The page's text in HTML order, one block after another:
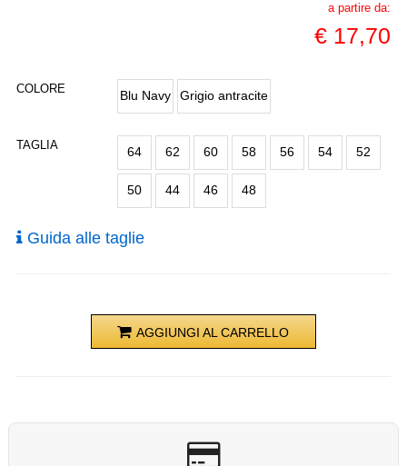
a partire da:
€ 17,70
COLORE Blu Navy Grigio antracite
TAGLIA 64 62 60 58 56 54 52
50 44 46 48
Guida alle taglie
AGGIUNGI AL CARRELLO